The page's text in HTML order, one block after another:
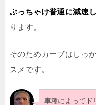
ぶっちゃけ普通に減速
ります。
そのためカーブはしっ
スメです。
車種によってド